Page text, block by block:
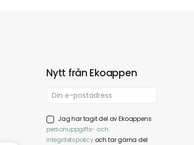
Nytt från Ekoappen
Jag har tagit del av Ekoappens
personuppgifts- och
integritetspolicyoch tar gärna del